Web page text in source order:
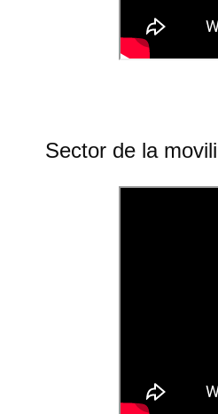
Sector de la